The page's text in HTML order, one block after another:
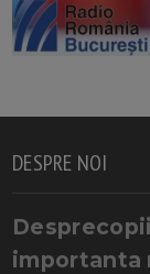
DESPRE NOI
importanta